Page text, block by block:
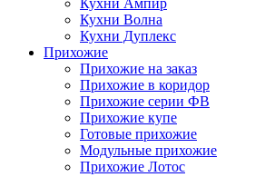
Кухни Ампир
Кухни Волна
Кухни Дуплекс
Прихожие
Прихожие на заказ
Прихожие в коридор
Прихожие серии ФВ
Прихожие купе
Готовые прихожие
Модульные прихожие
Прихожие Лотос